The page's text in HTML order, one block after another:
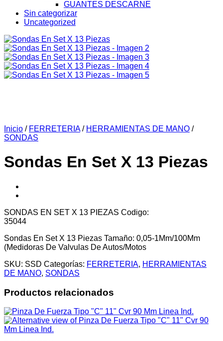
GUANTES DESCARNE
Sin categorizar
Uncategorized
Inicio / FERRETERIA / HERRAMIENTAS DE MANO /
SONDAS
Sondas En Set X 13 Piezas
SONDAS EN SET X 13 PIEZAS Codigo:
35044
Sondas En Set X 13 Piezas Tamaño: 0,05-1Mm/100Mm
(Medidoras De Valvulas De Autos/Motos
SKU: SSD Categorías: FERRETERIA, HERRAMIENTAS
DE MANO, SONDAS
Productos relacionados